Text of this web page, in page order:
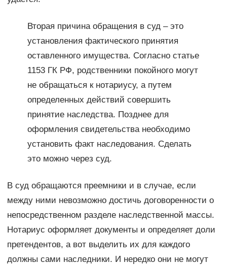
Вторая причина обращения в суд – это
установления фактического принятия
оставленного имущества. Согласно статье
1153 ГК РФ, родственники покойного могут
не обращаться к нотариусу, а путем
определенных действий совершить
принятие наследства. Позднее для
оформления свидетельства необходимо
установить факт наследования. Сделать
это можно через суд.
В суд обращаются преемники и в случае, если
между ними невозможно достичь договоренности о
непосредственном разделе наследственной массы.
Нотариус оформляет документы и определяет доли
претендентов, а вот выделить их для каждого
должны сами наследники. И нередко они не могут